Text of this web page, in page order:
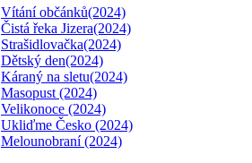
Vítání občánků(2024)
Čistá řeka Jizera(2024)
Strašidlovačka(2024)
Dětský den(2024)
Káraný na sletu(2024)
Masopust (2024)
Velikonoce (2024)
Ukliďme Česko (2024)
Melounobraní (2024)